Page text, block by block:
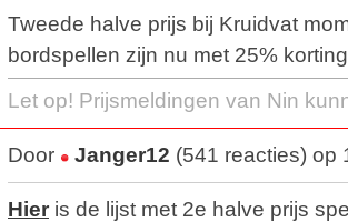
Tweede halve prijs bij Kruidvat
bordspellen zijn nu met 25%
Let op! Prijsmeldingen van Nin
Door Janger12 (541 reacties) op
Hier is de lijst met 2e halve prijs